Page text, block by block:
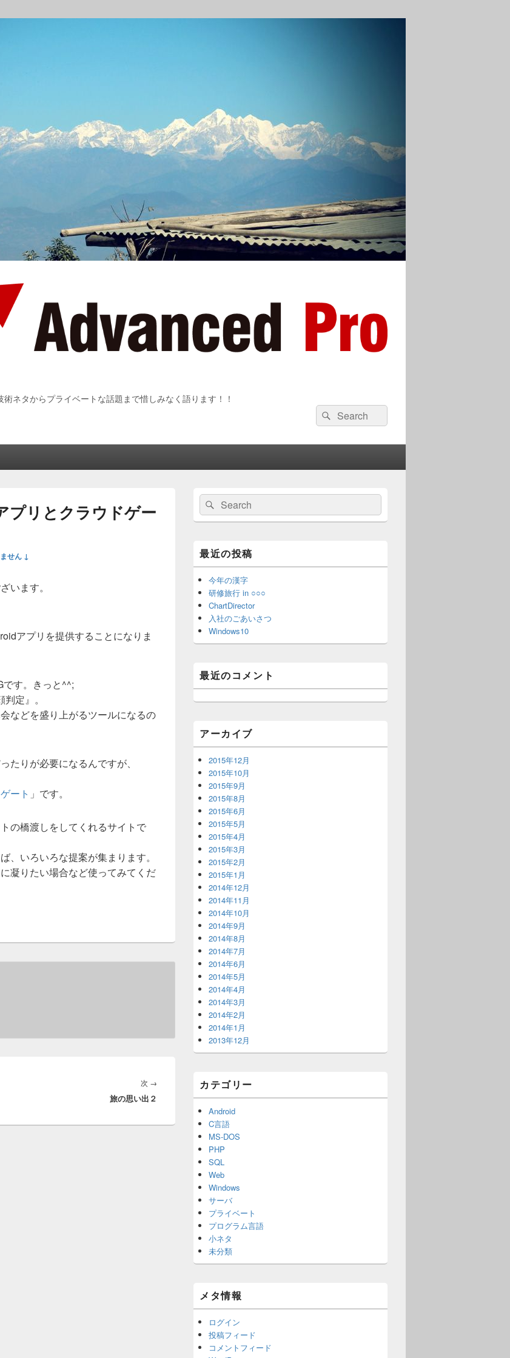
ネタからプライベートな話題まで惜しみなく語ります！！
検
索:
検
索
プリとクラウドゲー
せん ↓
います。
アプリを提供することになりま
す。きっと^^;
定』。
などを盛り上がるツールになるの
たりが必要になるんですが、
ート 」です。
の橋渡しをしてくれるサイトで
、いろいろな提案が集まります。
凝りたい場合など使ってみてくだ
次 →
稿:
旅の思い出２
メ
ン
サ
バ
ー
ウ
ィ
ジ
ッ
ト
エ
検
索:
検
索
最近の投稿
今年の漢字
研修旅行 in ○○○
ChartDirector
入社のごあいさつ
Windows10
最近のコメント
アーカイブ
2015年12月
2015年10月
2015年9月
2015年8月
2015年6月
2015年5月
2015年4月
2015年3月
2015年2月
2015年1月
2014年12月
2014年11月
2014年10月
2014年9月
2014年8月
2014年7月
2014年6月
2014年5月
2014年4月
2014年3月
2014年2月
2014年1月
2013年12月
カテゴリー
Android
C言語
MS-DOS
PHP
SQL
Web
Windows
サーバ
プライベート
プログラム言語
小ネタ
未分類
メタ情報
ログイン
投稿フィード
コメントフィード